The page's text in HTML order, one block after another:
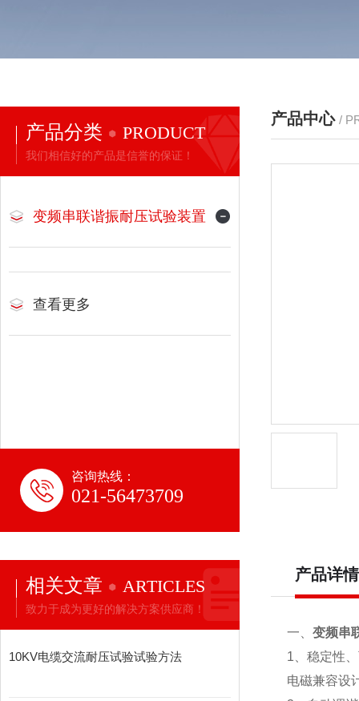
产品分类 PRODUCT
我们相信好的产品是信誉的保证！
变频串联谐振耐压试验装置
查看更多
咨询热线：
021-56473709
相关文章 ARTICLES
致力于成为更好的解决方案供应商！
10KV电缆交流耐压试验试验方法
产品中心 /
产品详情
一、 变频串
1、稳定性
电磁兼容设